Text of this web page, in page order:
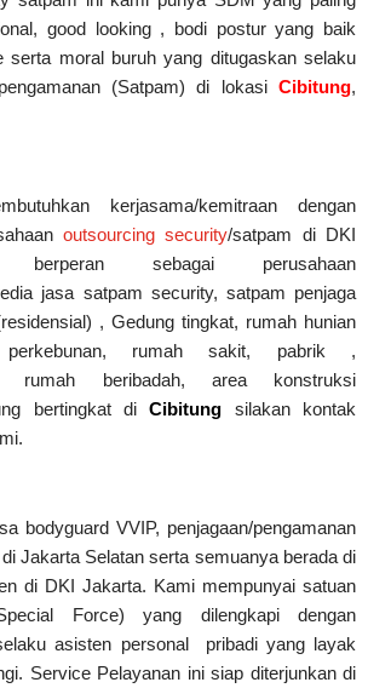
good looking , bodi postur yang baik
serta moral buruh yang ditugaskan selaku
(Satpam) di lokasi Cibitung,
kerjasama/kemitraan dengan
outsourcing security/satpam di DKI
sebagai perusahaan
jasa satpam security, satpam penjaga
, Gedung tingkat, rumah hunian
rumah sakit, pabrik ,
rumah beribadah, area konstruksi
bertingkat diCibitung silakan kontak
bodyguard VVIP, penjagaan/pengamanan
Jakarta Selatan serta semuanya berada di
di DKI Jakarta. Kami mempunyai satuan
Force) yang dilengkapi dengan
asisten personal pribadi yang layak
Service Pelayanan ini siap diterjunkan di